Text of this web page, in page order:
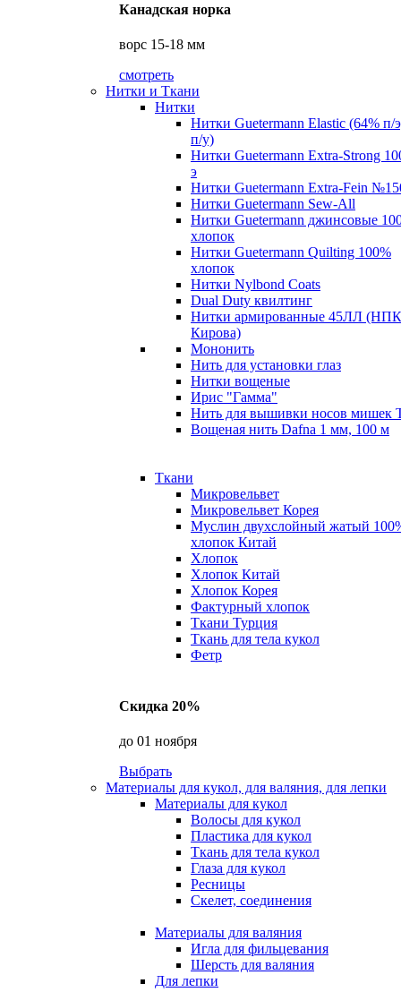
Канадская норка
ворс 15-18 мм
смотреть
Нитки и Ткани
Нитки
Нитки Guetermann Elastic (64% п/
п/у)
Нитки Guetermann Extra-Strong
э
Нитки Guetermann Extra-Fein
Нитки Guetermann Sew-All
Нитки Guetermann джинсовые
хлопок
Нитки Guetermann Quilting 100%
хлопок
Нитки Nylbond Coats
Dual Duty квилтинг
Нитки армированные 45ЛЛ
Кирова)
Мононить
Нить для установки глаз
Нитки вощеные
Ирис "Гамма"
Нить для вышивки носов мишек
Вощеная нить Dafna 1 мм, 100 м
Ткани
Микровельвет
Микровельвет Корея
Муслин двухслойный жатый
хлопок Китай
Хлопок
Хлопок Китай
Хлопок Корея
Фактурный хлопок
Ткани Турция
Ткань для тела кукол
Фетр
Скидка 20%
до 01 ноября
Выбрать
Материалы для кукол, для валяния, для лепки
Материалы для кукол
Волосы для кукол
Пластика для кукол
Ткань для тела кукол
Глаза для кукол
Ресницы
Скелет, соединения
Материалы для валяния
Игла для фильцевания
Шерсть для валяния
Для лепки